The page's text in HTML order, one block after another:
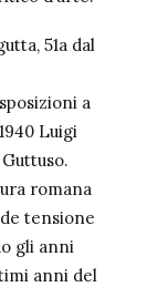
51a dal
a
Luigi
romana
tensione
gli anni
anni del